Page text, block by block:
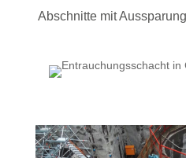
Abschnitte mit